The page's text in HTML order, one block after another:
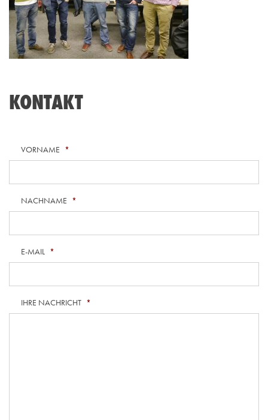
KONTAKT
VORNAME *
NACHNAME *
E-MAIL *
IHRE NACHRICHT *